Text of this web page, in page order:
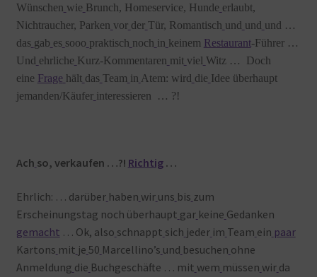
Wünschen wie Brunch, Homeservice, Hunde erlaubt,
Nichtraucher, Parken vor der Tür, Romantisch und und und …
das gab es sooo praktisch noch in keinem Restaurant-Führer …
Und ehrliche Kurz-Kommentaren mit viel Witz … Doch
eine Frage hält das Team in Atem: wird die Idee überhaupt
jemanden/Käufer interessieren … ?!
Ach so, verkaufen …?! Richtig…
Ehrlich: … darüber haben wir uns bis zum
Erscheinungstag noch überhaupt gar keine Gedanken
gemacht … Ok, also schnappt sich jeder im Team ein paar
Kartons mit je 50 Marcellino’s und besuchen ohne
Anmeldung die Buchgeschäfte … mit wem müssen wir da